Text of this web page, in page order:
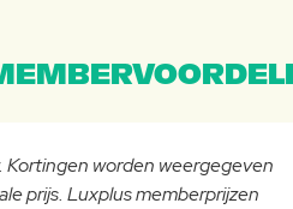
Kortingen worden weergegeven
prijs. Luxplus memberprijzen